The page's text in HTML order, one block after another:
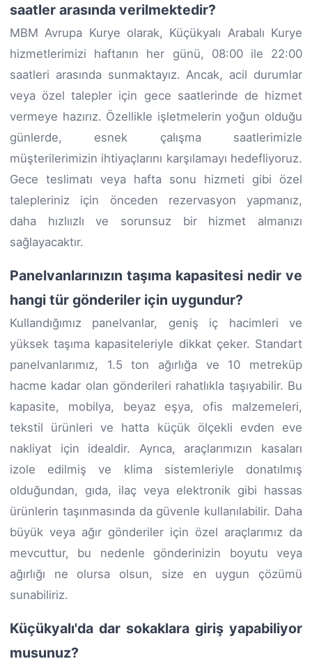
saatler arasında verilmektedir?
MBM Avrupa Kurye olarak, Küçükyalı Arabalı Kurye
hizmetlerimizi haftanın her günü, 08:00 ile 22:00
saatleri arasında sunmaktayız. Ancak, acil durumlar
veya özel talepler için gece saatlerinde de hizmet
vermeye hazırız. Özellikle işletmelerin yoğun olduğu
günlerde, esnek çalışma saatlerimizle
müşterilerimizin ihtiyaçlarını karşılamayı hedefliyoruz.
Gece teslimatı veya hafta sonu hizmeti gibi özel
talepleriniz için önceden rezervasyon yapmanız,
daha hızlıızlı ve sorunsuz bir hizmet almanızı
sağlayacaktır.
Panelvanlarınızın taşıma kapasitesi nedir ve
hangi tür gönderiler için uygundur?
Kullandığımız panelvanlar, geniş iç hacimleri ve
yüksek taşıma kapasiteleriyle dikkat çeker. Standart
panelvanlarımız, 1.5 ton ağırlığa ve 10 metreküp
hacme kadar olan gönderileri rahatlıkla taşıyabilir. Bu
kapasite, mobilya, beyaz eşya, ofis malzemeleri,
tekstil ürünleri ve hatta küçük ölçekli evden eve
nakliyat için idealdir. Ayrıca, araçlarımızın kasaları
izole edilmiş ve klima sistemleriyle donatılmış
olduğundan, gıda, ilaç veya elektronik gibi hassas
ürünlerin taşınmasında da güvenle kullanılabilir. Daha
büyük veya ağır gönderiler için özel araçlarımız da
mevcuttur, bu nedenle gönderinizin boyutu veya
ağırlığı ne olursa olsun, size en uygun çözümü
sunabiliriz.
Küçükyalı'da dar sokaklara giriş yapabiliyor
musunuz?